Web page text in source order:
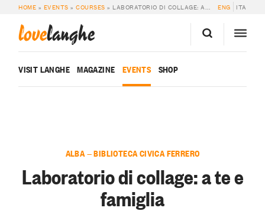
HOME » EVENTS »COURSES » LABORATORIO DI COLLAGE: A TE E FAMIGLIA ENG ITA
lovelanghe
VISIT LANGHE MAGAZINE EVENTS SHOP
ALBA — BIBLIOTECA CIVICA FERRERO
Laboratorio di collage: a te e
famiglia